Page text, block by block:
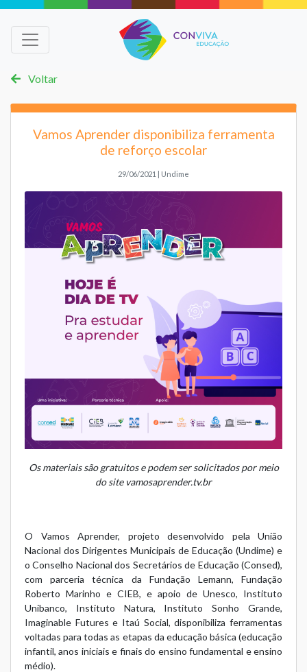
Voltar
Vamos Aprender disponibiliza ferramenta
de reforço escolar
29/06/2021 | Undime
Os materiais são gratuitos e podem ser solicitados por meio
do site vamosaprender.tv.br
O Vamos Aprender, projeto desenvolvido pela União
Nacional dos Dirigentes Municipais de Educação (Undime) e
o Conselho Nacional dos Secretários de Educação (Consed),
com parceria técnica da Fundação Lemann, Fundação
Roberto Marinho e CIEB, e apoio de Unesco, Instituto
Unibanco, Instituto Natura, Instituto Sonho Grande,
Imaginable Futures e Itaú Social, disponibiliza ferramentas
voltadas para todas as etapas da educação básica (educação
infantil, anos iniciais e finais do ensino fundamental e ensino
médio).